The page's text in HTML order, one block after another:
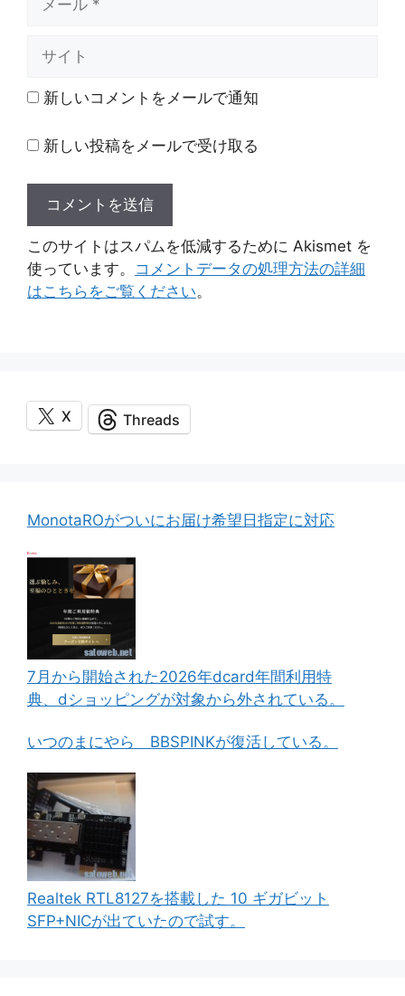
ト 新しいコメントをメールで通知
新しい投稿をメールで受け取る
このサイトはスパムを低減するために Akismet を
使っています。 コメントデータの処理方法の詳細
はこちらをご覧ください。
X Threads
MonotaROがついにお届け希望日指定に対応
7月から開始された2026年dcard年間利用特
典、dショッピングが対象から外されている。
いつのまにやら BBSPINKが復活している。
Realtek RTL8127を搭載した 10 ギガビット
SFP+NICが出ていたので試す。